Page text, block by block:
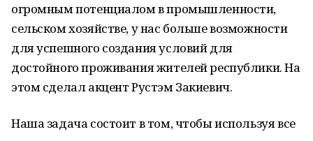
огромным потенциалом в промышленности,
сельском хозяйстве, у нас больше возможности
для успешного создания условий для
достойного проживания жителей республики. На
этом сделал акцент Рустэм Закиевич.
Наша задача состоит в том, чтобы используя все